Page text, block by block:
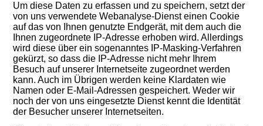
Um diese Daten zu erfassen und zu speichern, setzt der
von uns verwendete Webanalyse-Dienst einen Cookie
auf das von Ihnen genutzte Endgerät, mit dem auch die
Ihnen zugeordnete IP-Adresse erhoben wird. Allerdings
wird diese über ein sogenanntes IP-Masking-Verfahren
gekürzt, so dass die IP-Adresse nicht mehr Ihrem
Besuch auf unserer Internetseite zugeordnet werden
kann. Auch im Übrigen werden keine Klardaten wie
Namen oder E-Mail-Adressen gespeichert. Weder wir
noch der von uns eingesetzte Dienst kennt die Identität
der Besucher unserer Internetseiten.